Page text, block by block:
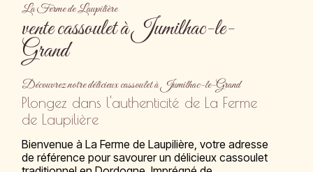
La Ferme de Laupilière
vente cassoulet à Jumilhac-le-
Grand
Découvrez notre délicieux cassoulet à Jumilhac-le-Grand
Plongez dans l'authenticité de La Ferme
de Laupilière
Bienvenue à La Ferme de Laupilière, votre adresse
de référence pour savourer un délicieux cassoulet